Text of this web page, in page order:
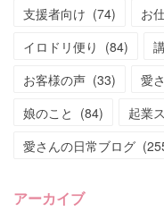
支援者向け (74) お
イロドリ便り (84)
お客様の声 (33) 愛
娘のこと (84) 起業
愛さんの日常ブログ (
アーカイブ